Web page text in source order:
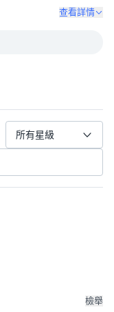
查看詳情
所有星級
檢舉